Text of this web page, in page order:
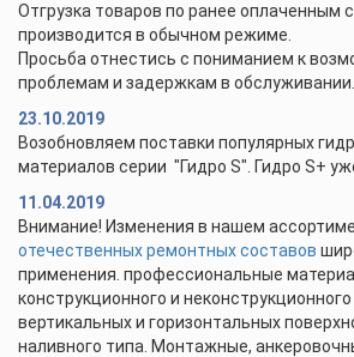
Отгрузка товаров по ранее оплаченным
производится в обычном режиме.
Просьба отнестись с пониманием к
проблемам и задержкам в обслуживании.
23.10.2019
Возобновляем поставки популярных
материалов серии "Гидро S". Гидро S+
11.04.2019
Внимание! Изменения в нашем
отечественных ремонтных составов
применения. профессиональные
конструкционного и
вертикальных и горизонтальных
наливного типа. Монтажные,